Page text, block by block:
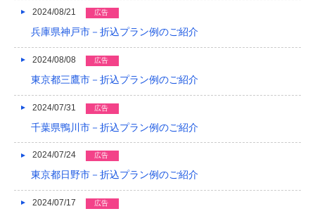
2024/08/21 広告
兵庫県神戸市－折込プラン例のご紹介
2024/08/08 広告
東京都三鷹市－折込プラン例のご紹介
2024/07/31 広告
千葉県鴨川市－折込プラン例のご紹介
2024/07/24 広告
東京都日野市－折込プラン例のご紹介
2024/07/17 広告